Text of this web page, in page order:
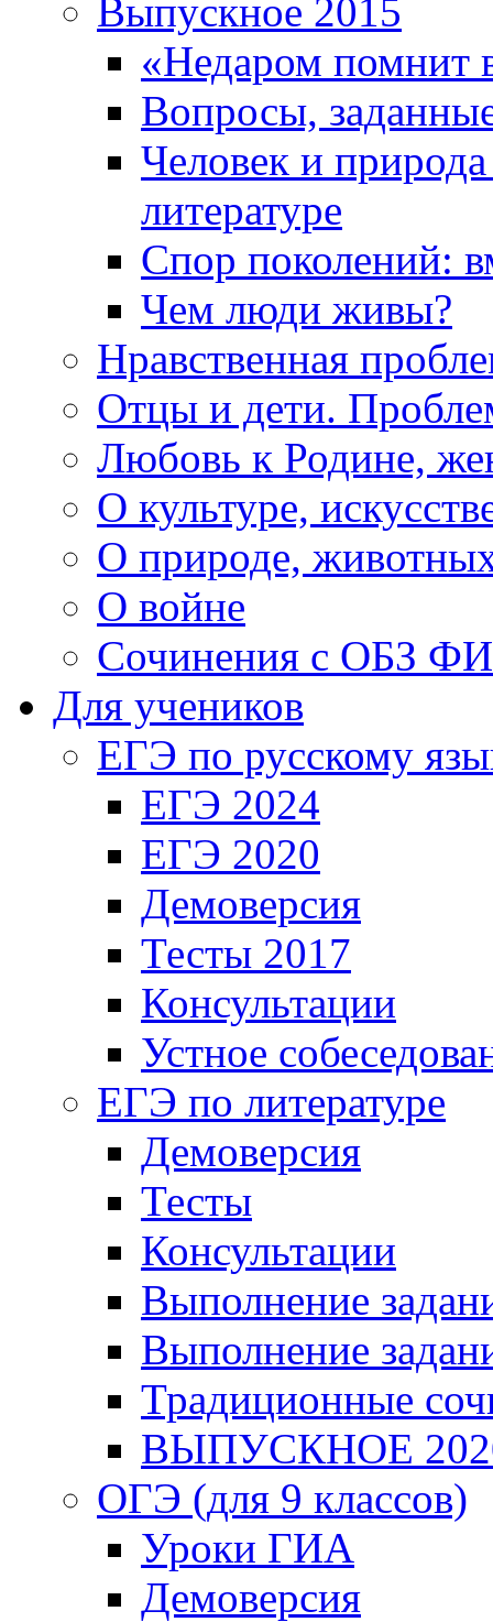
Выпускное 2015
«Недаром помнит
Вопросы,
Человек и
литературе
Спор поколений:
Чем люди живы?
Нравственная
Отцы и дети.
Любовь к Родине,
О культуре,
О природе,
О войне
Сочинения с ОБЗ
Для учеников
ЕГЭ по русскому
ЕГЭ 2024
ЕГЭ 2020
Демоверсия
Тесты 2017
Консультации
Устное
ЕГЭ по литературе
Демоверсия
Тесты
Консультации
Выполнение
Выполнение
Традиционные
ВЫПУСКНОЕ
ОГЭ (для 9 классов)
Уроки ГИА
Демоверсия